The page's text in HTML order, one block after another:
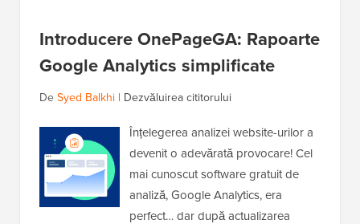
Introducere OnePageGA: Rapoarte
Google Analytics simplificate
De Syed Balkhi | Dezvăluirea cititorului
Înțelegerea analizei website-urilor a
devenit o adevărată provocare! Cel
mai cunoscut software gratuit de
analiză, Google Analytics, era
perfect… dar după actualizarea